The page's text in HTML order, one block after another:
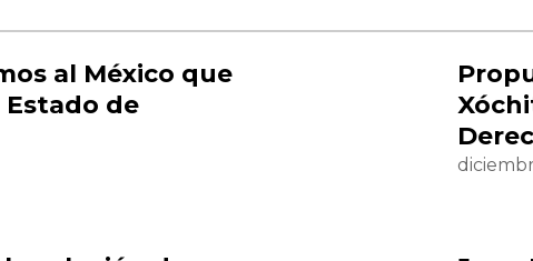
al México que
Estado de